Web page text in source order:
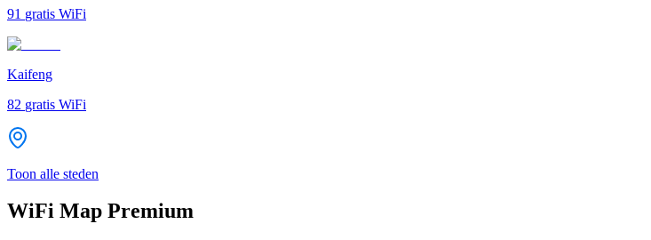
91 gratis WiFi
Kaifeng
82 gratis WiFi
Toon alle steden
WiFi Map Premium